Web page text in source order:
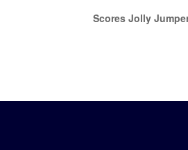
Scores Jolly